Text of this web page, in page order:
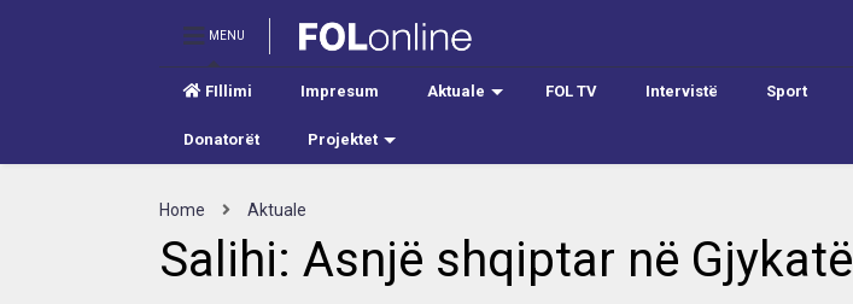
MENU
FIllimi Impresum Aktuale FOL TV Intervistë Sport
Donatorët Projektet
Home Aktuale
Salihi: Asnjë shqiptar në Gjykatë